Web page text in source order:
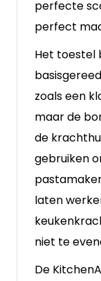
perfecte
perfect
Het toestel
zoals een
maar de
de
gebruiken
laten
niet te
De